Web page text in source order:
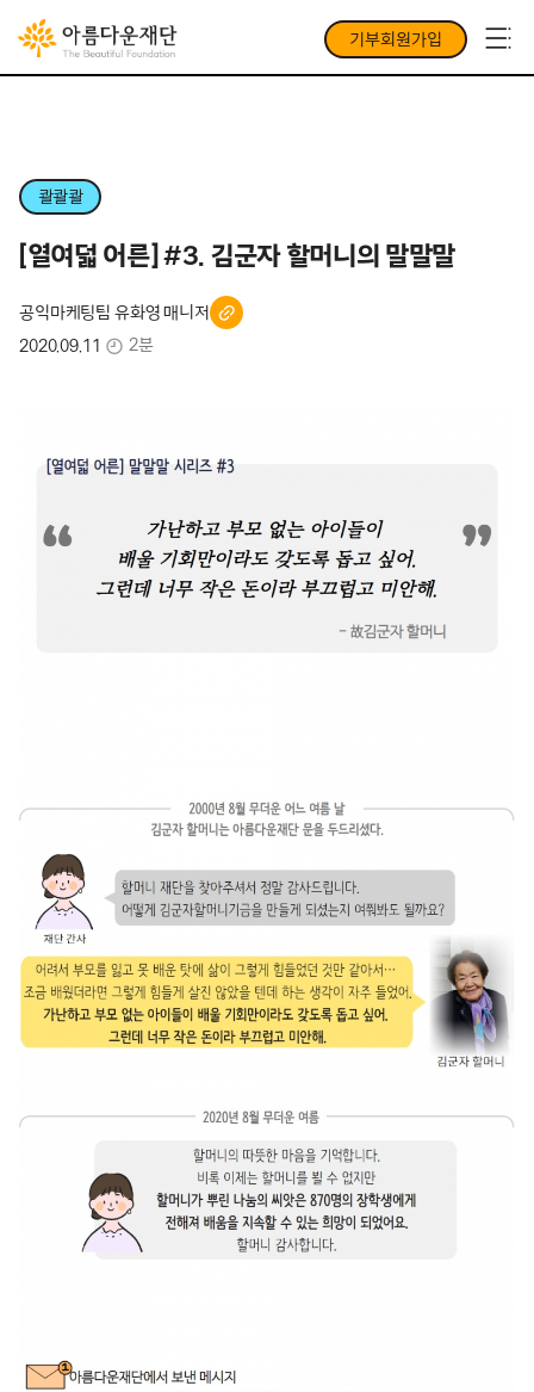
기부회원가입
콸콸콸
[열여덟 어른] #3. 김군자 할머니의 말말말
공익마케팅팀 유화영 매니저
2020.09.11
2분